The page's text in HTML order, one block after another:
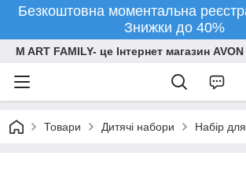
Безкоштовна моментальна
Знижки до 40%
M ART FAMILY- це Інтернет магазин
Товари Дитячі набори Набір